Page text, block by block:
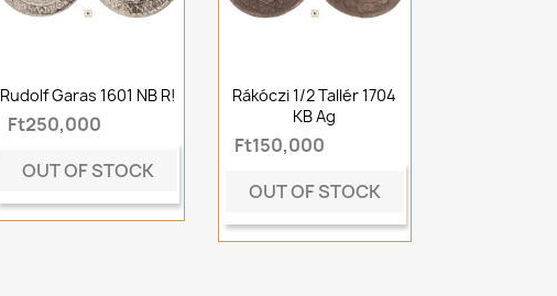
Rudolf Garas 1601 NB R!
Ft250,000
OUT OF STOCK
Rákóczi 1/2 Tallér 1704
KB Ag
Ft150,000
OUT OF STOCK